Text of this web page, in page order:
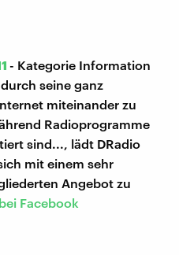
- Kategorie Information
seine ganz
miteinander zu
Radioprogramme
sind..., lädt DRadio
mit einem sehr
Angebot zu
Facebook